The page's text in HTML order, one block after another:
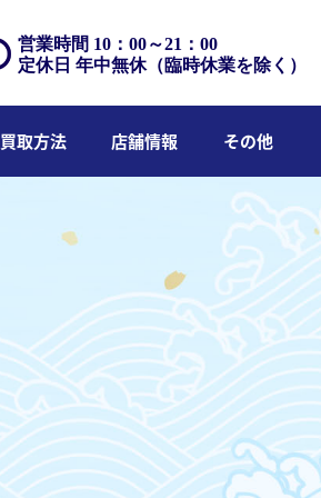
営業時間 10：00～21：00
定休日 年中無休（臨時休業を除く）
買取方法 店舗情報 その他